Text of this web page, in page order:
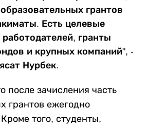
грантов
Есть целевые
гранты
и крупных компаний", -
Нурбек.
после зачисления часть
грантов ежегодно
того, студенты,